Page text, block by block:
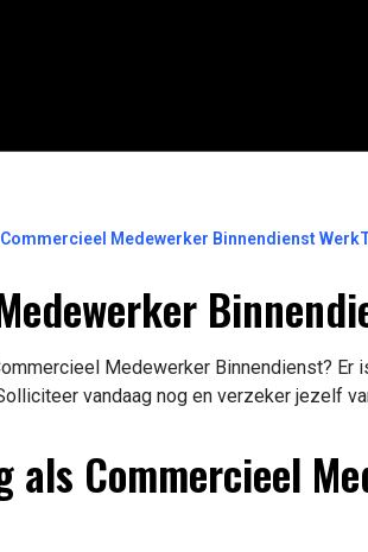
Commercieel Medewerker Binnendienst
Medewerker Binnendienst? Er
vandaag nog en verzeker jezelf
als Commercieel